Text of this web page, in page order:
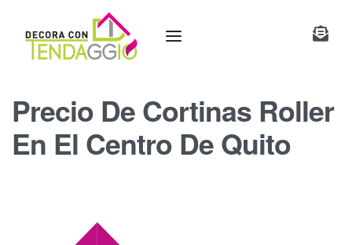
Precio De Cortinas Roller
En El Centro De Quito